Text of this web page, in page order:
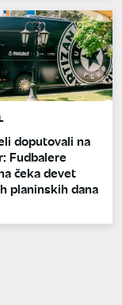
doputovali na
Fudbalere
čeka devet
planinskih dana